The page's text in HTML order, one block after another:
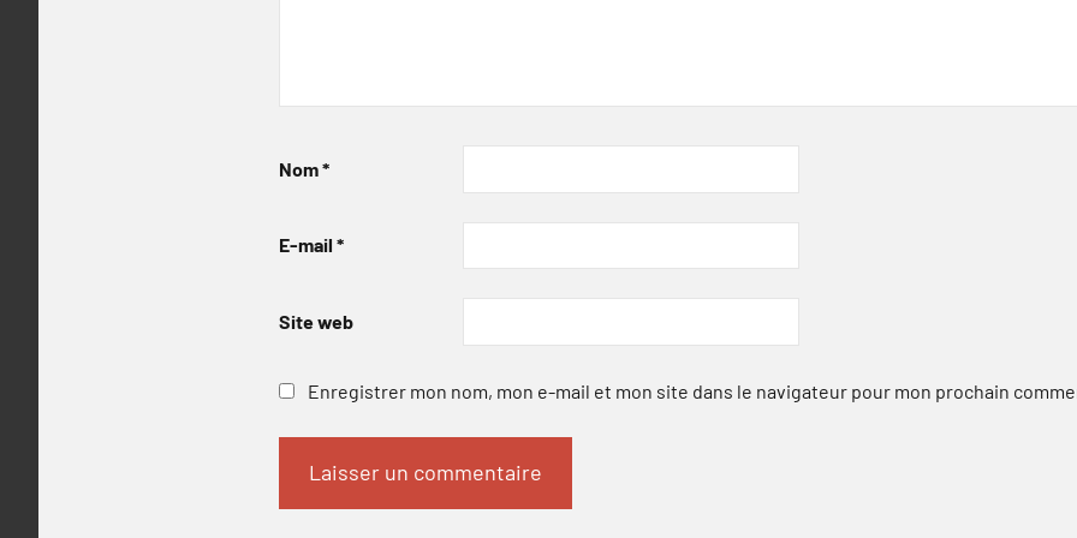
Nom*
E-mail *
Site web
Enregistrer mon nom, mon e-mail et mon site dans le navigateur pour mon prochain